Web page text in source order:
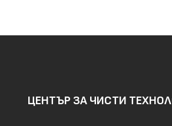
ЦЕНТЪР ЗА ЧИСТИ